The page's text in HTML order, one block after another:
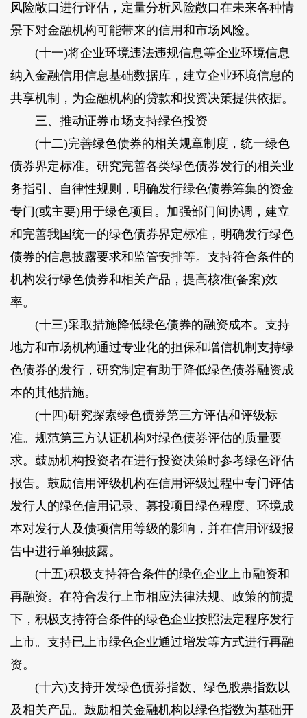
风险敞口进行评估，定量分析风险敞口在未来各种情
景下对金融机构可能带来的信用和市场风险。
(十一)将企业环境违法违规信息等企业环境信息
纳入金融信用信息基础数据库，建立企业环境信息的
共享机制，为金融机构的贷款和投资决策提供依据。
三、推动证券市场支持绿色投资
(十二)完善绿色债券的相关规章制度，统一绿色
债券界定标准。研究完善各类绿色债券发行的相关业
务指引、自律性规则，明确发行绿色债券筹集的资金
专门(或主要)用于绿色项目。加强部门间协调，建立
和完善我国统一的绿色债券界定标准，明确发行绿色
债券的信息披露要求和监管安排等。支持符合条件的
机构发行绿色债券和相关产品，提高核准(备案)效
率。
(十三)采取措施降低绿色债券的融资成本。支持
地方和市场机构通过专业化的担保和增信机制支持绿
色债券的发行，研究制定有助于降低绿色债券融资成
本的其他措施。
(十四)研究探索绿色债券第三方评估和评级标
准。规范第三方认证机构对绿色债券评估的质量要
求。鼓励机构投资者在进行投资决策时参考绿色评估
报告。鼓励信用评级机构在信用评级过程中专门评估
发行人的绿色信用记录、募投项目绿色程度、环境成
本对发行人及债项信用等级的影响，并在信用评级报
告中进行单独披露。
(十五)积极支持符合条件的绿色企业上市融资和
再融资。在符合发行上市相应法律法规、政策的前提
下，积极支持符合条件的绿色企业按照法定程序发行
上市。支持已上市绿色企业通过增发等方式进行再融
资。
(十六)支持开发绿色债券指数、绿色股票指数以
及相关产品。鼓励相关金融机构以绿色指数为基础开